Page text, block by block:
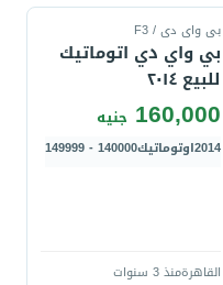
بى واى دى / F3
بي واي دي اتوماتيك
للبيع ٢٠١٤
160,000 جنيه
2014اوتوماتيك140000 - 149999
القاهرةمنذ 3 سنوات